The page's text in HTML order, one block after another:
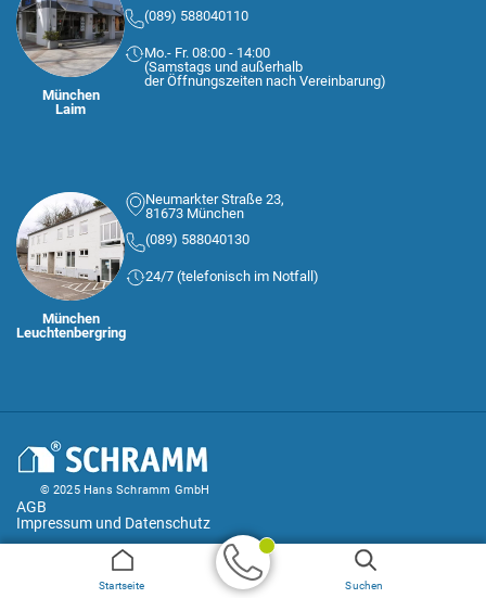
München
Laim
(089) 588040110
Mo.- Fr. 08:00 - 14:00
(Samstags und außerhalb
der Öffnungszeiten nach Vereinbarung)
München
Leuchtenbergring
Neumarkter Straße 23,
81673 München
(089) 588040130
24/7 (telefonisch im Notfall)
© 2025 Hans Schramm GmbH
AGB
Impressum und Datenschutz
Startseite Suchen